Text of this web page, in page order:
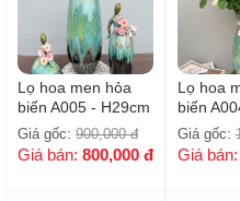
Lọ hoa men hỏa
biến A005 - H29cm
( Cả set )
Giá gốc: 900,000 đ
Giá bán: 800,000 đ
Lọ hoa
biến
Giá gốc:
Giá bán: